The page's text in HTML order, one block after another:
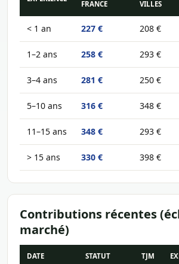
FRANCE VILLES
< 1 an 227 € 208 €
1–2 ans 258 € 293 €
3–4 ans 281 € 250 €
5–10 ans 316 € 348 €
11–15 ans 348 € 293 €
> 15 ans 330 € 398 €
Contributions récentes
marché)
DATE STATUT TJM